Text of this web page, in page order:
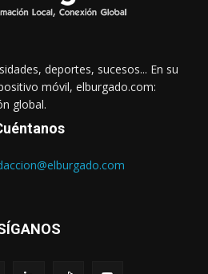
deportes, sucesos... En su
móvil, elburgado.com:
global.